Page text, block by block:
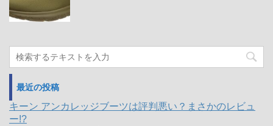
最近の投稿
キーン アンカレッジブーツは評判悪い？まさかのレビュ
ー!?